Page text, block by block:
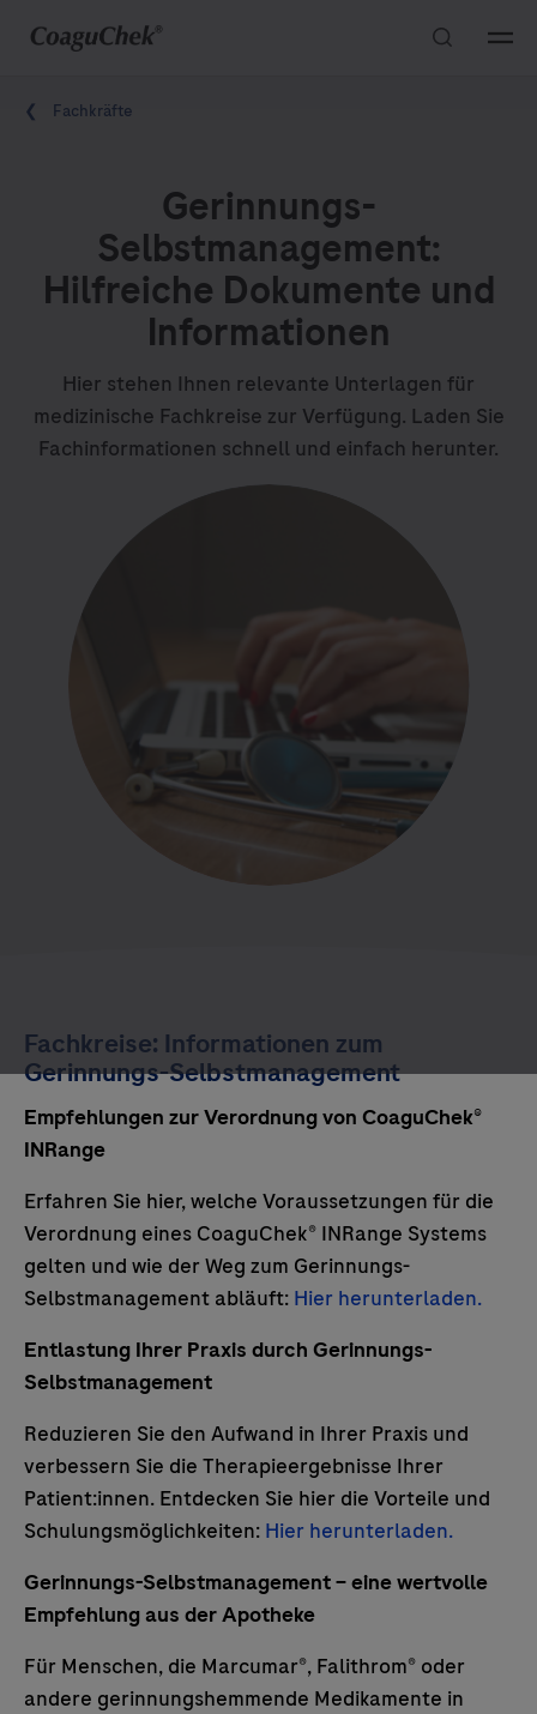
S
Pfadnavigation
Fachkräfte
Gerinnungs-
Selbstmanagement:
Hilfreiche Dokumente und
Informationen
Hier stehen Ihnen relevante Unterlagen für
medizinische Fachkreise zur Verfügung. Laden Sie
Fachinformationen schnell und einfach herunter.
Fachkreise: Informationen zum
Gerinnungs-Selbstmanagement
Empfehlungen zur Verordnung von CoaguChek®
INRange
Erfahren Sie hier, welche Voraussetzungen für die
Verordnung eines CoaguChek® INRange Systems
gelten und wie der Weg zum Gerinnungs-
Selbstmanagement abläuft: Hier herunterladen.
Entlastung Ihrer Praxis durch Gerinnungs-
Selbstmanagement
Reduzieren Sie den Aufwand in Ihrer Praxis und
verbessern Sie die Therapieergebnisse Ihrer
Patient:innen. Entdecken Sie hier die Vorteile und
Schulungsmöglichkeiten: Hier herunterladen.
Gerinnungs-Selbstmanagement – eine wertvolle
Empfehlung aus der Apotheke
Für Menschen, die Marcumar®, Falithrom® oder
andere gerinnungshemmende Medikamente in